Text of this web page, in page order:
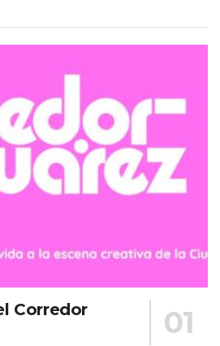
Corredor